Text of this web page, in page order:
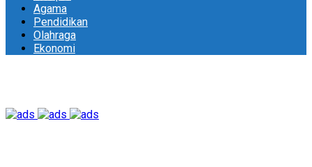
Agama
Pendidikan
Olahraga
Ekonomi